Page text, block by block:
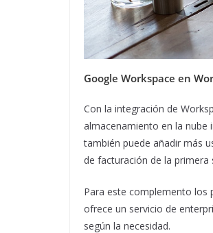
Google Workspace en
Con la integración de
almacenamiento en la nube
también puede añadir más
de facturación de la primera
Para este complemento los
ofrece un servicio de
según la necesidad.